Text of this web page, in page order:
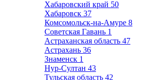
Хабаровский край 50
Хабаровск 37
Комсомольск-на-Амуре 8
Советская Гавань 1
Астраханская область 47
Астрахань 36
Знаменск 1
Нур-Султан 43
Тульская область 42